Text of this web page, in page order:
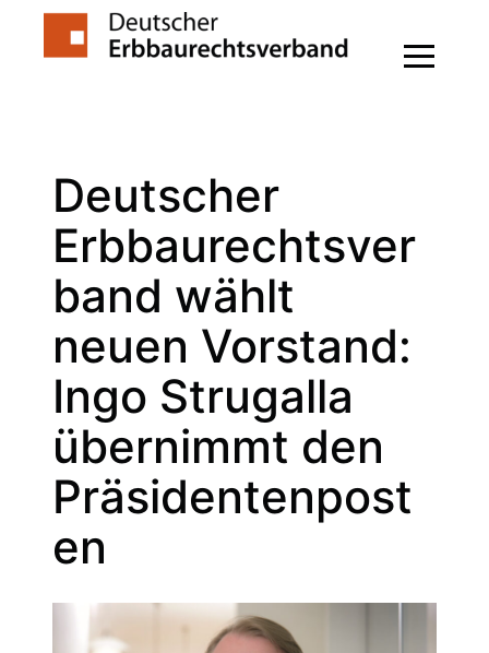
Zum
Deutscher
Erbbaurechtsver
band wählt
neuen Vorstand:
Ingo Strugalla
übernimmt den
Präsidentenpost
en